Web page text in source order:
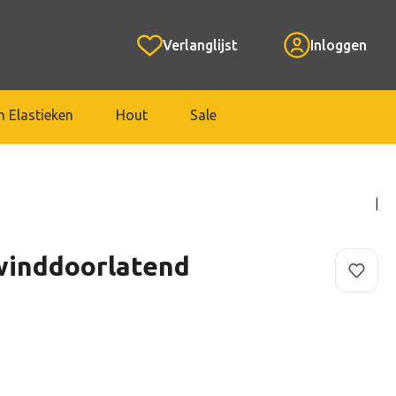
Verlanglijst Inloggen
Elastieken Hout Sale